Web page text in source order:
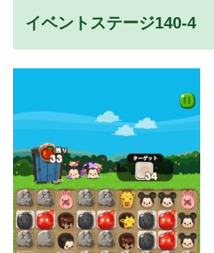
イベントステージ140-4